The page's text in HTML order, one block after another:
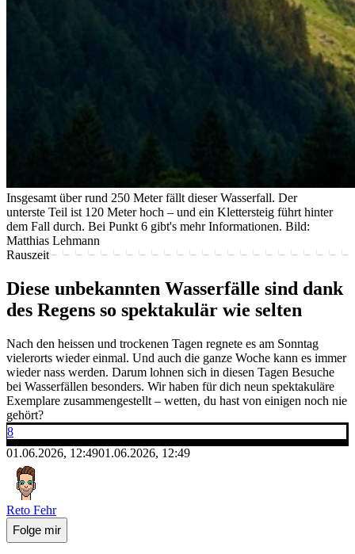
Insgesamt über rund 250 Meter fällt dieser Wasserfall. Der
unterste Teil ist 120 Meter hoch – und ein Klettersteig führt hinter
dem Fall durch. Bei Punkt 6 gibt's mehr Informationen. Bild:
Matthias Lehmann
Rauszeit
Diese unbekannten Wasserfälle sind dank
des Regens so spektakulär wie selten
Nach den heissen und trockenen Tagen regnete es am Sonntag
vielerorts wieder einmal. Und auch die ganze Woche kann es immer
wieder nass werden. Darum lohnen sich in diesen Tagen Besuche
bei Wasserfällen besonders. Wir haben für dich neun spektakuläre
Exemplare zusammengestellt – wetten, du hast von einigen noch nie
gehört?
8
01.06.2026, 12:4901.06.2026, 12:49
Reto Fehr
Folge mir